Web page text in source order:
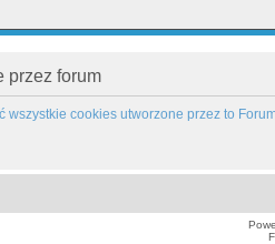
przez forum
wszystkie cookies utworzone przez to